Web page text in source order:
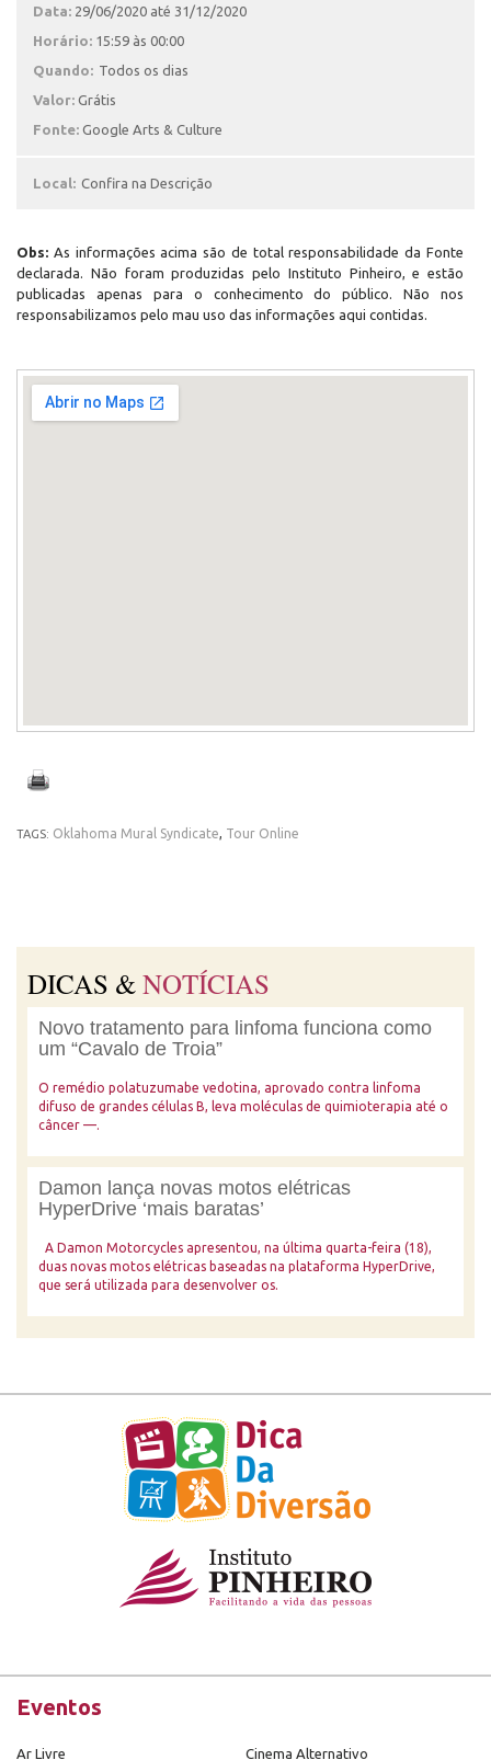
Data: 29/06/2020 até 31/12/2020
Horário: 15:59 às 00:00
Quando: Todos os dias
Valor: Grátis
Fonte: Google Arts & Culture
Local: Confira na Descrição
Obs: As informações acima são de total responsabilidade da Fonte
declarada. Não foram produzidas pelo Instituto Pinheiro, e estão
publicadas apenas para o conhecimento do público. Não nos
responsabilizamos pelo mau uso das informações aqui contidas.
TAGS: Oklahoma Mural Syndicate, Tour Online
DICAS &NOTÍCIAS
Novo tratamento para linfoma funciona como
um “Cavalo de Troia”
O remédio polatuzumabe vedotina, aprovado contra linfoma
difuso de grandes células B, leva moléculas de quimioterapia até o
câncer —.
Damon lança novas motos elétricas
HyperDrive ‘mais baratas’
A Damon Motorcycles apresentou, na última quarta-feira (18),
duas novas motos elétricas baseadas na plataforma HyperDrive,
que será utilizada para desenvolver os.
Eventos
Ar Livre Cinema Alternativo